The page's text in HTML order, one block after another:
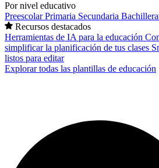
Por nivel educativo
PreescolarPrimaria Secundaria
Recursos destacados
Herramientas de IA para la educación
simplificar la planificación de tus clases
listos para editar
Explorar todas las plantillas de educación